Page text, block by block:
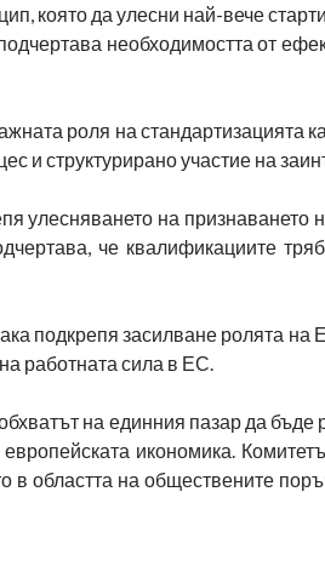
която да улесни най-вече
необходимостта от
роля на стандартизацията
и структурирано участие на
улесняването на
че квалификациите
подкрепя засилване ролята на
работната сила в ЕС.
на единния пазар да бъде
европейската икономика.
в областта на обществените